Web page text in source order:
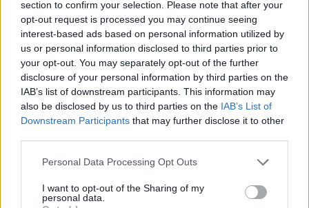
section to confirm your selection. Please note that after your
opt-out request is processed you may continue seeing
interest-based ads based on personal information utilized by
us or personal information disclosed to third parties prior to
your opt-out. You may separately opt-out of the further
disclosure of your personal information by third parties on the
IAB’s list of downstream participants. This information may
also be disclosed by us to third parties on the IAB’s List of
Downstream Participants that may further disclose it to other
Please note that this website/app uses one or more Google
not limited to your visit or usage behaviour. You may click to
grant or deny consent to Google and its third-party tags to
Personal Data Processing Opt Outs
I want to opt-out of the Sharing of my
personal data.
ΑΙΧΜΕΣ: Και άλλες αποχωρήσεις και
άλλες συμφωνίες
Το Καλοκαίρι αυτό στα ΜΜΕ θυμίζει αίθουσα αφίξεων και
αναχωρήσεων αεροδρομίου. Άλλοι γνωρίζουν τον προορισμό
τους και άλλοι αλλάζουν πορεία, ενώ έχουν ξεκινήσει για
άλλου καταλήγουν σε άλλο σημείο. Η κινητικότητα είναι
συνάρτηση πολλών παραγόντων, ορισμένοι εκ των οποίων
δεν είναι ορατοί προς το παρόν. Λέγεται πως ο Ιβάν Σαββίδης